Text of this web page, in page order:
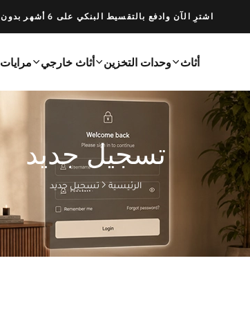
اشترِ الآن وادفع بالتقسيط البنكي على 6 أشهر بدون فوائد
أثاث وحدات التخزين أثاث خارجي مرايات
تسجيل جديد
الرئيسية تسجيل جديد